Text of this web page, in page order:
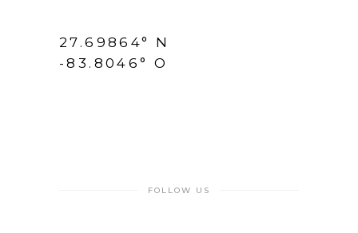
27.69864° N
-83.8046° O
FOLLOW US